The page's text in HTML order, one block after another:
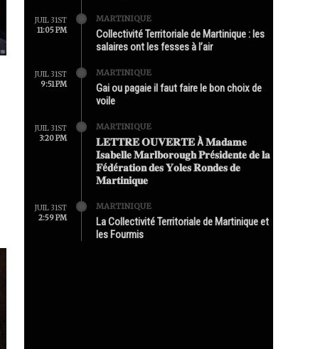
JUIL 31ST
11:05 PM
MARTINIQUE
Collectivité Territoriale de Martinique : les
salaires ont les fesses à l’air
JUIL 31ST
9:51 PM
MARTINIQUE
Gai ou pagaie il faut faire le bon choix de
voile
JUIL 31ST
3:20 PM
MARTINIQUE
𝐋𝐄𝐓𝐓𝐑𝐄 𝐎𝐔𝐕𝐄𝐑𝐓𝐄 À 𝐌𝐚𝐝𝐚𝐦𝐞
𝐈𝐬𝐚𝐛𝐞𝐥𝐥𝐞 𝐌𝐚𝐫𝐥𝐛𝐨𝐫𝐨𝐮𝐠𝐡 𝐏𝐫é𝐬𝐢𝐝𝐞𝐧𝐭𝐞 𝐝𝐞 𝐥𝐚
𝐅é𝐝é𝐫𝐚𝐭𝐢𝐨𝐧 𝐝𝐞𝐬 𝐘𝐨𝐥𝐞𝐬 𝐑𝐨𝐧𝐝𝐞𝐬 𝐝𝐞
𝐌𝐚𝐫𝐭𝐢𝐧𝐢𝐪𝐮𝐞
JUIL 31ST
2:59 PM
MARTINIQUE
La Collectivité Territoriale de Martinique et
les Fourmis